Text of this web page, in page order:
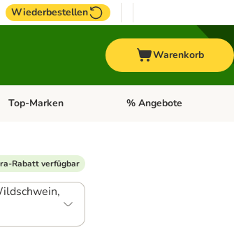
Wiederbestellen
Warenkorb
Vogel
Kategorie-Menü öffnen: Pferd
Top-Marken Kategorie-Menü öffnen:
% Angebote
Rabatt verfügbar